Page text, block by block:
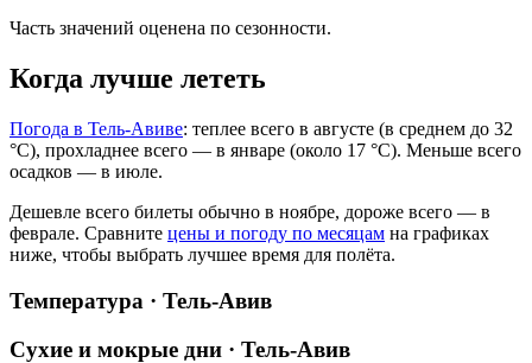
Часть значений оценена по сезонности.
Когда лучше лететь
Погода в Тель-Авиве: теплее всего в августе (в среднем до 32
°C), прохладнее всего — в январе (около 17 °C). Меньше всего
осадков — в июле.
Дешевле всего билеты обычно в ноябре, дороже всего — в
феврале. Сравните цены и погоду по месяцам на графиках
ниже, чтобы выбрать лучшее время для полёта.
Температура · Тель-Авив
Сухие и мокрые дни · Тель-Авив